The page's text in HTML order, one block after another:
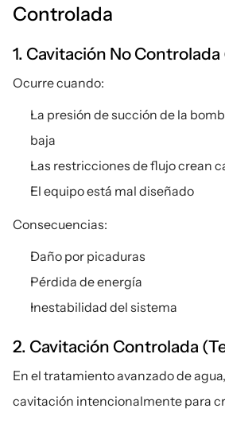
Controlada
1. Cavitación No
Ocurre cuando:
La presión de succión de la
baja
Las restricciones de flujo crean
El equipo está mal diseñado
Consecuencias:
Daño por picaduras
Pérdida de energía
Inestabilidad del sistema
2. Cavitación Controlada
En el tratamiento avanzado de
cavitación intencionalmente para